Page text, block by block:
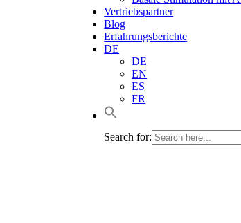
Vertriebspartner
Blog
Erfahrungsberichte
DE
DE
EN
ES
FR
Search for: